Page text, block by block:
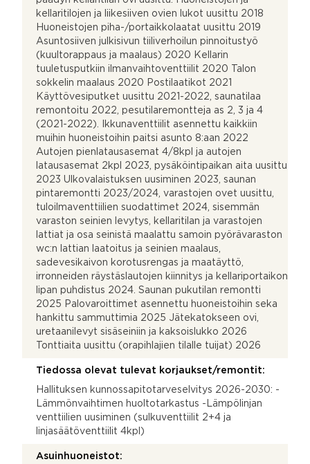
kellaritilojen ja liikesiiven ovien lukot uusittu 2018
Huoneistojen piha-/portaikkolaatat uusittu 2019
Asuntosiiven julkisivun tiiliverhoilun pinnoitustyö
(kuultorappaus ja maalaus) 2020 Kellarin
tuuletusputkiin ilmanvaihtoventtiilit 2020 Talon
sokkelin maalaus 2020 Postilaatikot 2021
Käyttövesiputket uusittu 2021-2022, saunatilaa
remontoitu 2022, pesutilaremontteja as 2, 3 ja 4
(2021-2022). Ikkunaventtiilit asennettu kaikkiin
muihin huoneistoihin paitsi asunto 8:aan 2022
Autojen pienlatausasemat 4/8kpl ja autojen
latausasemat 2kpl 2023, pysäköintipaikan aita uusittu
2023 Ulkovalaistuksen uusiminen 2023, saunan
pintaremontti 2023/2024, varastojen ovet uusittu,
tuloilmaventtiilien suodattimet 2024, sisemmän
varaston seinien levytys, kellaritilan ja varastojen
lattiat ja osa seinistä maalattu samoin pyörävaraston
wc:n lattian laatoitus ja seinien maalaus,
sadevesikaivon korotusrengas ja maatäyttö,
irronneiden räystäslautojen kiinnitys ja kellariportaikon
lipan puhdistus 2024. Saunan pukutilan remontti
2025 Palovaroittimet asennettu huoneistoihin seka
hankittu sammuttimia 2025 Jätekatokseen ovi,
uretaanilevyt sisäseiniin ja kaksoislukko 2026
Tonttiaita uusittu (orapihlajien tilalle tuijat) 2026
Tiedossa olevat tulevat korjaukset/remontit:
Hallituksen kunnossapitotarveselvitys 2026-2030: -
Lämmönvaihtimen huoltotarkastus -Lämpölinjan
venttiilien uusiminen (sulkuventtiilit 2+4 ja
linjasäätöventtiilit 4kpl)
Asuinhuoneistot: